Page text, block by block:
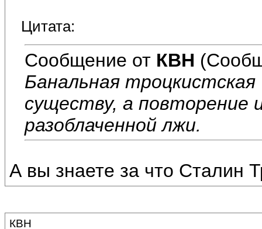
Цитата:
Сообщение от КВН
Банальная
существу, а повторение
разоблаченной лжи.
А вы знаете за что Сталин
КВН